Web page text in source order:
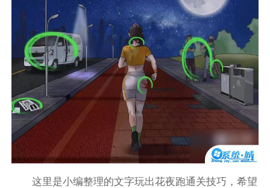
这里是小编整理的文字玩出花夜跑通关技巧，希望